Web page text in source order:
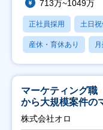
713万~1049万
正社員採用 土日
産休・育休あり
マーケティング職
から大規模案件の
修充実】
株式会社オロ